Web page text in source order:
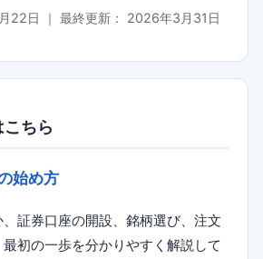
22日 ｜ 最終更新： 2026年3月31日
ちら
始め方
証券口座の開設、銘柄選び、注文
初の一歩を分かりやすく解説して